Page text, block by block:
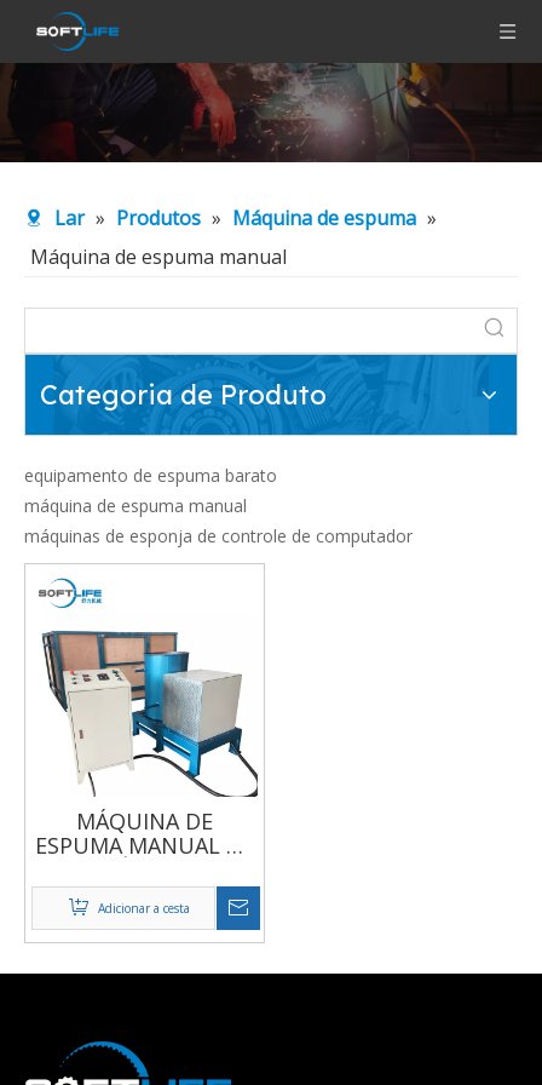
Lar » Produtos » Máquina de espuma »
Máquina de espuma manual
Categoria de Produto
equipamento de espuma barato
máquina de espuma manual
máquinas de esponja de controle de computador
MÁQUINA DE
ESPUMA MANUAL DE
Adicionar a cesta